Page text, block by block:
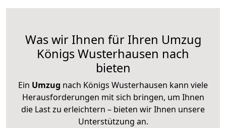
Was wir Ihnen für Ihren Umzug
Königs Wusterhausen nach
bieten
Ein Umzug nach Königs Wusterhausen kann viele
Herausforderungen mit sich bringen, um Ihnen
die Last zu erleichtern – bieten wir Ihnen unsere
Unterstützung an.